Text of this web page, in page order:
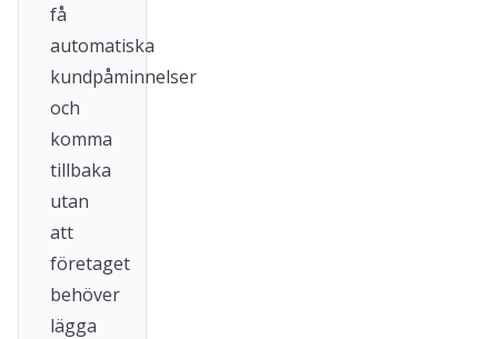
få
automatiska
kundpåminnelser
och
komma
tillbaka
utan
att
företaget
behöver
lägga